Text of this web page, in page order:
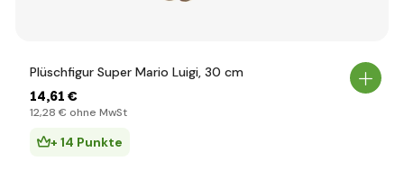
Plüschfigur Super Mario Luigi, 30 cm
14,61 €
12,28 € ohne MwSt
+ 14 Punkte